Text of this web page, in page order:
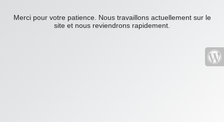
Merci pour votre patience. Nous travaillons actuellement sur le
site et nous reviendrons rapidement.